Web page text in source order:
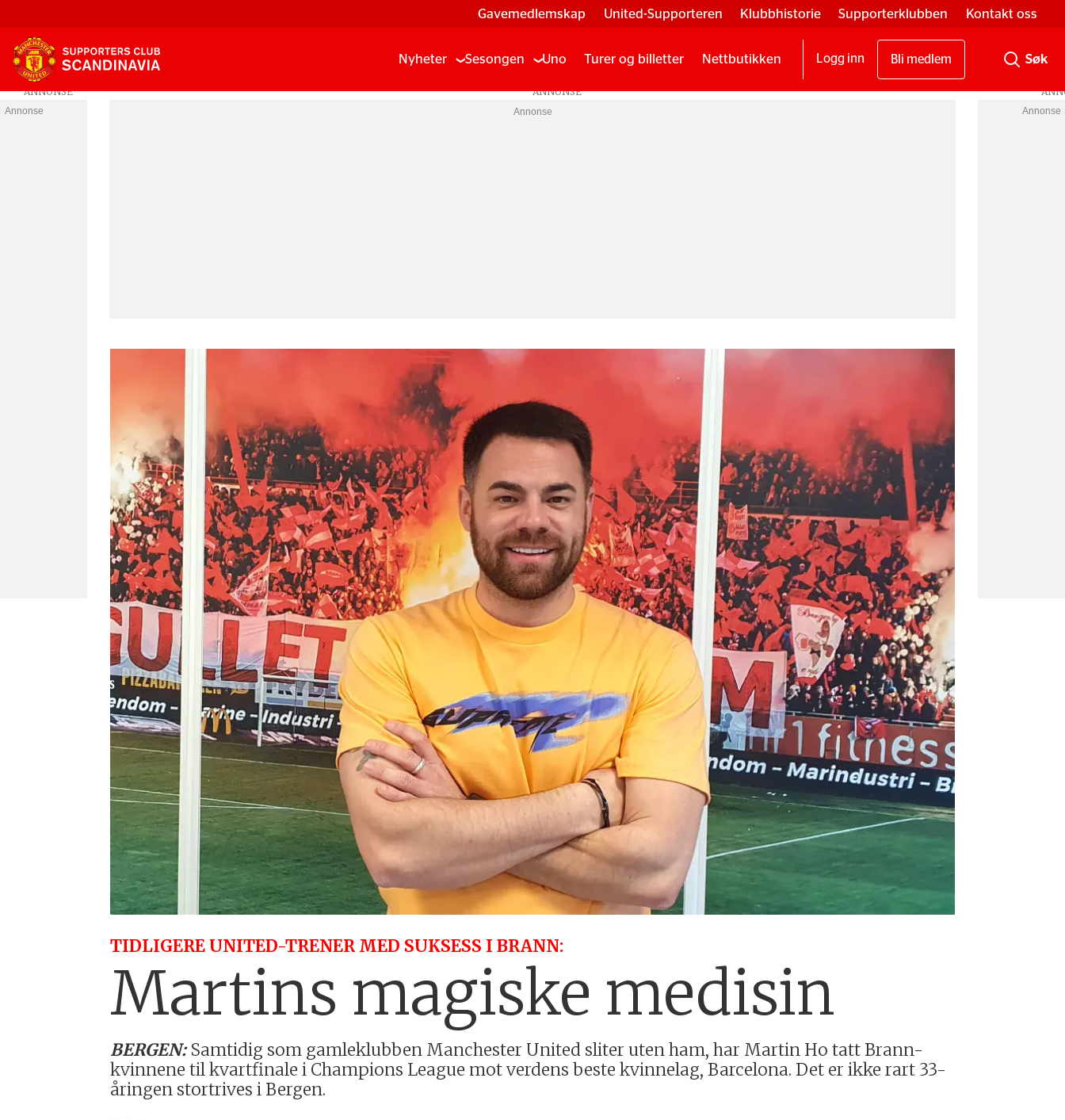
Gavemedlemskap United-Supporteren Klubbhistorie Supporterklubben Kontakt oss
Nyheter Sesongen Uno Turer og billetter Nettbutikken Logg inn Bli medlem
Annonse
TIDLIGERE UNITED-TRENER MED SUKSESS I BRANN:
Martins magiske medisin
BERGEN:Samtidig som gamleklubben Manchester United sliter uten ham, har Martin Ho tatt Brann-
kvinnene til kvartfinale i Champions League mot verdens beste kvinnelag, Barcelona. Det er ikke rart 33-
åringen stortrives i Bergen.
Annonse Annonse